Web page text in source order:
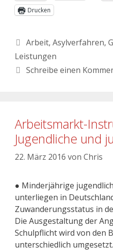
Drucken
Arbeit, Asylverfahren,
Leistungen
Schreibe einen
Arbeitsmarkt-
Jugendliche und
22. März 2016 von Chris
● Minderjährige
unterliegen in
Zuwanderungsstatus in
Die Ausgestaltung der
Schulpflicht wird von den
unterschiedlich